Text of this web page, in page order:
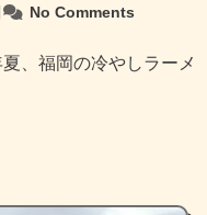
No Comments